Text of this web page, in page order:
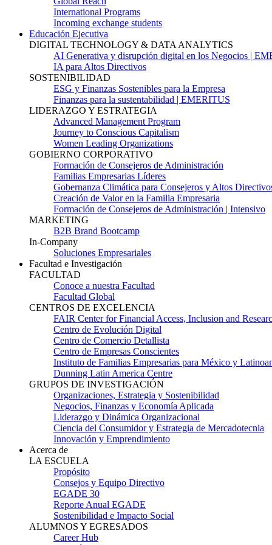
International Programs
Incoming exchange students
Educación Ejecutiva
DIGITAL TECHNOLOGY & DATA ANALYTICS
AI Generativa y disrupción digital en los Negocios |
IA para Altos Directivos
SOSTENIBILIDAD
ESG y Finanzas Sostenibles para la Empresa
Finanzas para la sustentabilidad | EMERITUS
LIDERAZGO Y ESTRATEGIA
Advanced Management Program
Journey to Conscious Capitalism
Women Leading Organizations
GOBIERNO CORPORATIVO
Formación de Consejeros de Administración
Familias Empresarias Líderes
Gobernanza Climática para Consejeros y Altos
Creación de Valor en la Familia Empresaria
Formación de Consejeros de Administración | Intensivo
MARKETING
B2B Brand Bootcamp
In-Company
Soluciones Empresariales
Facultad e Investigación
FACULTAD
Conoce a nuestra Facultad
Facultad Global
CENTROS DE EXCELENCIA
FAIR Center for Financial Access, Inclusion and
Centro de Evolución Digital
Centro de Comercio Detallista
Centro de Empresas Conscientes
Instituto de Familias Empresarias para México y
Dunning Latin America Centre
GRUPOS DE INVESTIGACIÓN
Organizaciones, Estrategia y Sostenibilidad
Negocios, Finanzas y Economía Aplicada
Liderazgo y Dinámica Organizacional
Ciencia del Consumidor y Estrategia de Mercadotecnia
Innovación y Emprendimiento
Acerca de
LA ESCUELA
Propósito
Consejos y Equipo Directivo
EGADE 30
Reporte Anual EGADE
Sostenibilidad e Impacto Social
ALUMNOS Y EGRESADOS
Career Hub